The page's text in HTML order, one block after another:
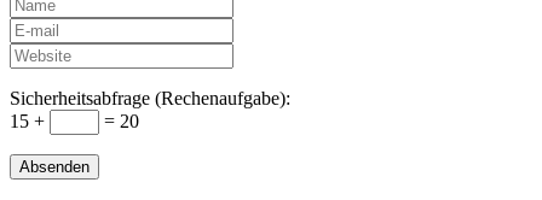
Sicherheitsabfrage (Rechenaufgabe):
15 +
= 20